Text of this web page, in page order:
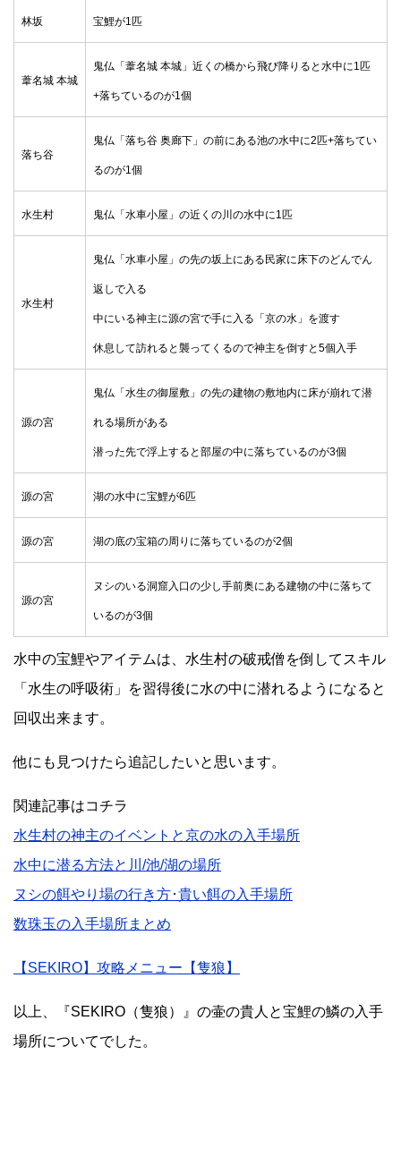
林坂 宝鯉が1匹
葦名城 本城
鬼仏「葦名城 本城」近くの橋から飛び降りると水中に1匹
+落ちているのが1個
落ち谷
鬼仏「落ち谷 奥廊下」の前にある池の水中に2匹+落ちてい
るのが1個
水生村 鬼仏「水車小屋」の近くの川の水中に1匹
水生村
鬼仏「水車小屋」の先の坂上にある民家に床下のどんでん
返しで入る
中にいる神主に源の宮で手に入る「京の水」を渡す
休息して訪れると襲ってくるので神主を倒すと5個入手
源の宮
鬼仏「水生の御屋敷」の先の建物の敷地内に床が崩れて潜
れる場所がある
潜った先で浮上すると部屋の中に落ちているのが3個
源の宮 湖の水中に宝鯉が6匹
源の宮 湖の底の宝箱の周りに落ちているのが2個
源の宮
ヌシのいる洞窟入口の少し手前奥にある建物の中に落ちて
いるのが3個
水中の宝鯉やアイテムは、水生村の破戒僧を倒してスキル
「水生の呼吸術」を習得後に水の中に潜れるようになると
回収出来ます。
他にも見つけたら追記したいと思います。
関連記事はコチラ
水生村の神主のイベントと京の水の入手場所
水中に潜る方法と川/池/湖の場所
ヌシの餌やり場の行き方･貴い餌の入手場所
数珠玉の入手場所まとめ
【SEKIRO】攻略メニュー【隻狼】
以上、『SEKIRO（隻狼）』の壷の貴人と宝鯉の鱗の入手
場所についてでした。